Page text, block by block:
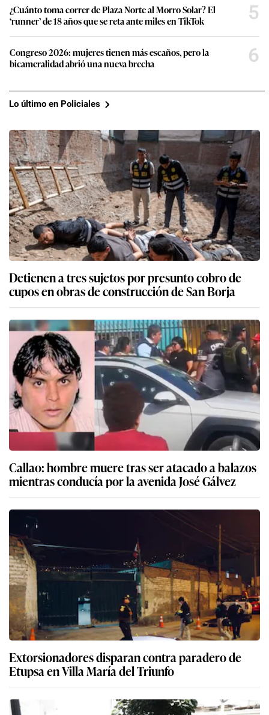
¿Cuánto toma correr de Plaza Norte al Morro Solar? El
‘runner’ de 18 años que se reta ante miles en TikTok
5
Congreso 2026: mujeres tienen más escaños, pero la
bicameralidad abrió una nueva brecha
6
Lo último en Policiales
Detienen a tres sujetos por presunto cobro de
cupos en obras de construcción de San Borja
Callao: hombre muere tras ser atacado a balazos
mientras conducía por la avenida José Gálvez
Extorsionadores disparan contra paradero de
Etupsa en Villa María del Triunfo